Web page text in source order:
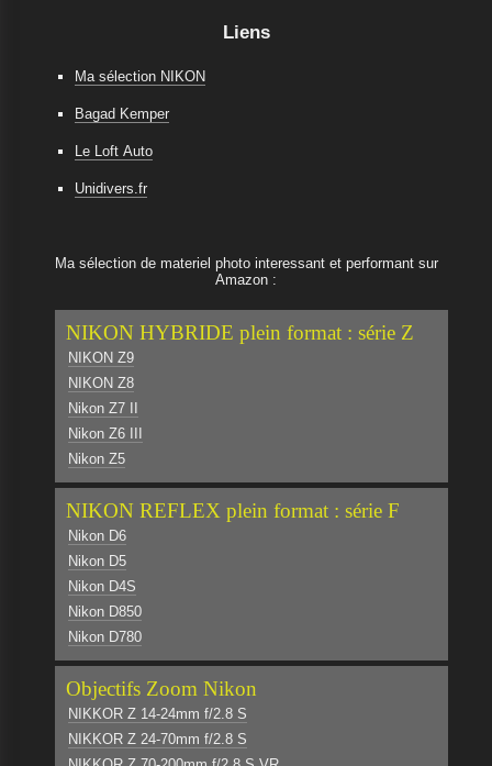
Liens
Ma sélection NIKON
Bagad Kemper
Le Loft Auto
Unidivers.fr
Ma sélection de materiel photo interessant et performant sur
Amazon :
NIKON HYBRIDE plein format : série Z
NIKON Z9
NIKON Z8
Nikon Z7 II
Nikon Z6 III
Nikon Z5
NIKON REFLEX plein format : série F
Nikon D6
Nikon D5
Nikon D4S
Nikon D850
Nikon D780
Objectifs Zoom Nikon
NIKKOR Z 14-24mm f/2.8 S
NIKKOR Z 24-70mm f/2.8 S